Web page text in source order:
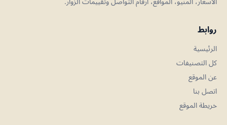
روابط
الرئيسية
كل التصنيفات
عن الموقع
اتصل بنا
خريطة الموقع